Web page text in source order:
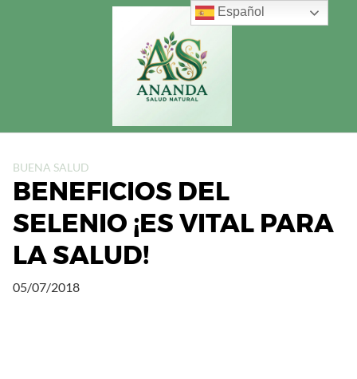
BUENA SALUD
BENEFICIOS DEL
SELENIO ¡ES VITAL PARA
LA SALUD!
05/07/2018
Español